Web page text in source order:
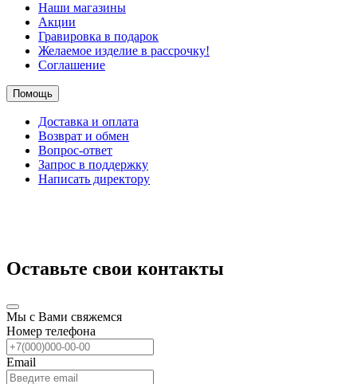
Наши магазины
Акции
Гравировка в подарок
Желаемое изделие в рассрочку!
Соглашение
Помощь
Доставка и оплата
Возврат и обмен
Вопрос-ответ
Запрос в поддержку
Написать директору
Оставьте свои контакты
Мы с Вами свяжемся
Номер телефона
Email